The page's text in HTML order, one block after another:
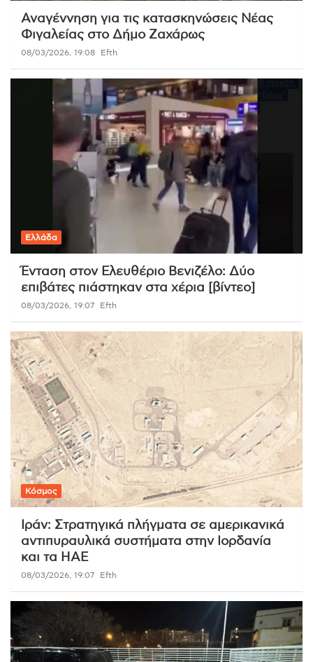
Αναγέννηση για τις κατασκηνώσεις Νέας
Φιγαλείας στο Δήμο Ζαχάρως
08/03/2026, 19:08 Efth
Ελλάδα
Ένταση στον Ελευθέριο Βενιζέλο: Δύο
επιβάτες πιάστηκαν στα χέρια [βίντεο]
08/03/2026, 19:07 Efth
Κόσμος
Ιράν: Στρατηγικά πλήγματα σε αμερικανικά
αντιπυραυλικά συστήματα στην Ιορδανία
και τα ΗΑΕ
08/03/2026, 19:07 Efth